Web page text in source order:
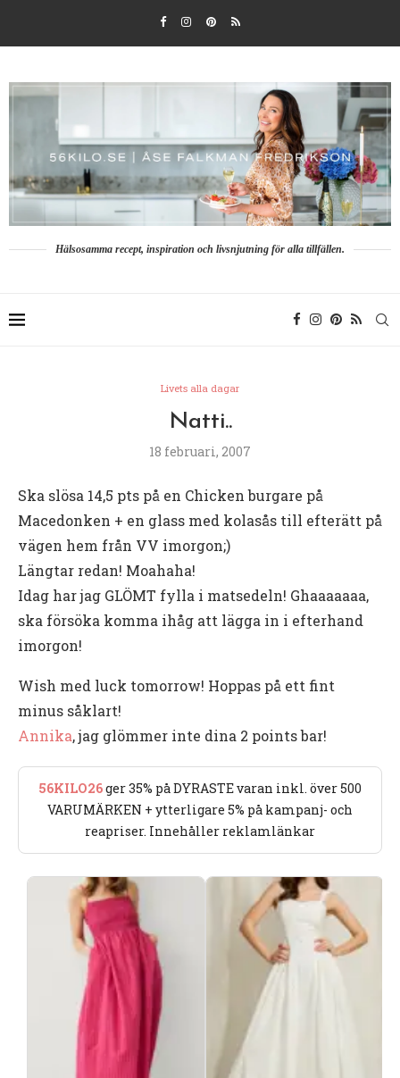
Hälsosamma recept, inspiration och livsnjutning för alla tillfällen.
Livets alla dagar
Natti..
18 februari, 2007
Ska slösa 14,5 pts på en Chicken burgare på
Macedonken + en glass med kolasås till efterätt på
vägen hem från VV imorgon;)
Längtar redan! Moahaha!
Idag har jag GLÖMT fylla i matsedeln! Ghaaaaaaa,
ska försöka komma ihåg att lägga in i efterhand
imorgon!
Wish med luck tomorrow! Hoppas på ett fint
minus såklart!
Annika, jag glömmer inte dina 2 points bar!
56KILO26ger 35% på DYRASTE varan inkl. över 500
VARUMÄRKEN + ytterligare 5% på kampanj- och
reapriser. Innehåller reklamlänkar